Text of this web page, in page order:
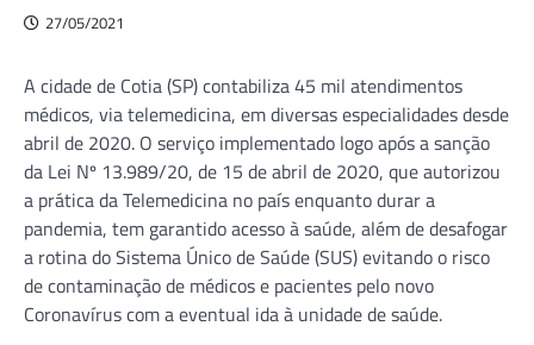
27/05/2021
A cidade de Cotia (SP) contabiliza 45 mil atendimentos
médicos, via telemedicina, em diversas especialidades desde
abril de 2020. O serviço implementado logo após a sanção
da Lei Nº 13.989/20, de 15 de abril de 2020, que autorizou
a prática da Telemedicina no país enquanto durar a
pandemia, tem garantido acesso à saúde, além de desafogar
a rotina do Sistema Único de Saúde (SUS) evitando o risco
de contaminação de médicos e pacientes pelo novo
Coronavírus com a eventual ida à unidade de saúde.